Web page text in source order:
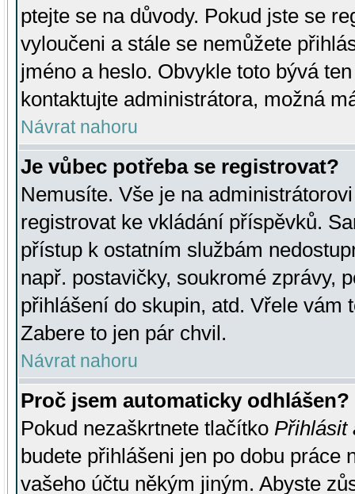
ptejte se na důvody. Pokud jste se
vyloučeni a stále se nemůžete
jméno a heslo. Obvykle toto bývá
kontaktujte administrátora, možná
Návrat nahoru
Je vůbec potřeba se registrovat?
Nemusíte. Vše je na
registrovat ke vkládání příspěvků.
přístup k ostatním službám
např. postavičky, soukromé zprávy,
přihlášení do skupin, atd. Vřele vám
Zabere to jen pár chvil.
Návrat nahoru
Proč jsem automaticky odhlášen?
Pokud nezaškrtnete tlačítko Přihlásit
budete přihlášeni jen po dobu práce
vašeho účtu někým jiným. Abyste